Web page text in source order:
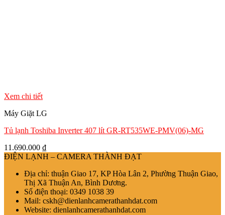
Xem chi tiết
Máy Giặt LG
Tủ lạnh Toshiba Inverter 407 lít GR-RT535WE-PMV(06)-MG
11.690.000 ₫
ĐIỆN LẠNH – CAMERA THÀNH ĐẠT
Địa chỉ: thuận Giao 17, KP Hòa Lân 2, Phường Thuận Giao,
Thị Xã Thuận An, Bình Dương.
Số điện thoại: 0349 1038 39
Mail: cskh@dienlanhcamerathanhdat.com
Website: dienlanhcamerathanhdat.com